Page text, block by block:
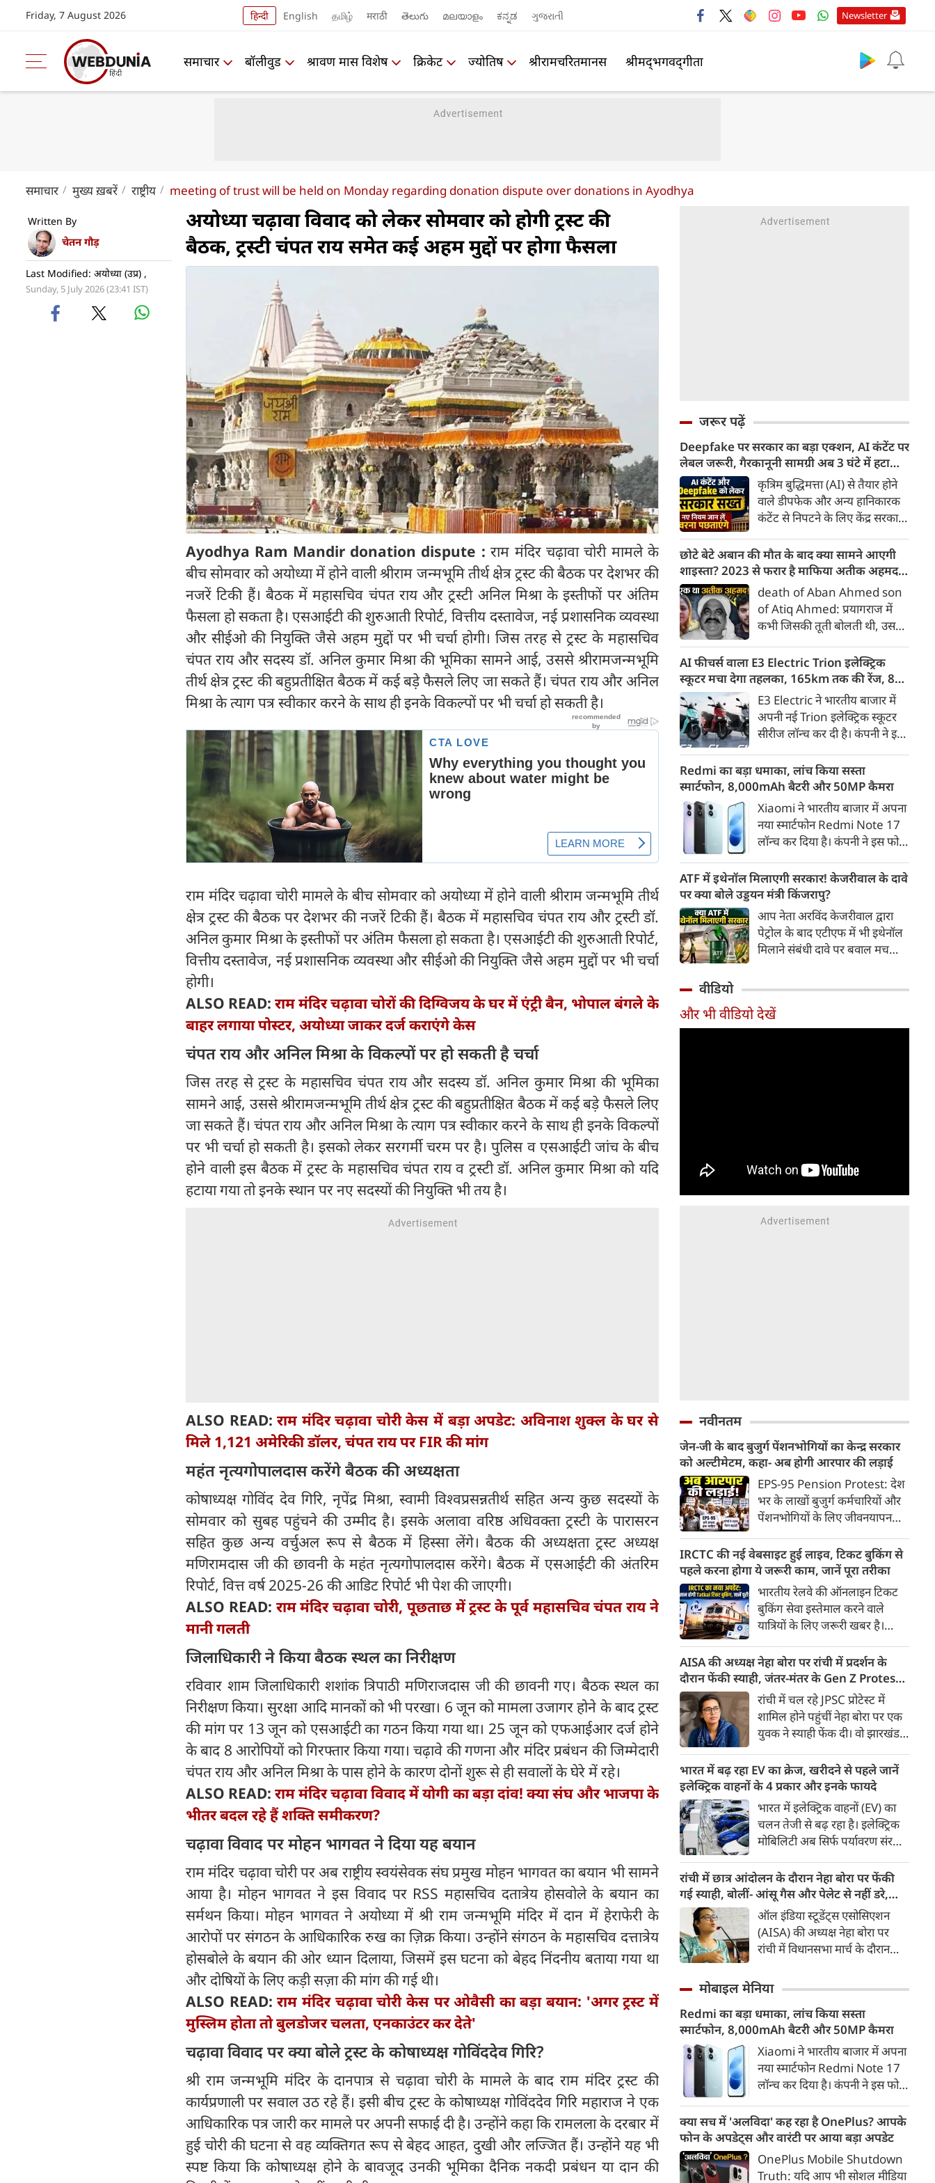
Friday, 7 August 2026 हिन्दी English தமிழ் मराठी తెలుగు മലയാളം ಕನ್ನಡ ગુજરાતી Newsletter
समाचार बॉलीवुड श्रावण मास विशेष क्रिकेट ज्योतिष श्रीरामचरितमानस श्रीमद्‍भगवद्‍गीता
समाचार मुख्य ख़बरें राष्ट्रीय meeting of trust will be held on Monday regarding donation dispute over donations in Ayodhya
Written By
चेतन गौड़
Last Modified: अयोध्या (उप्र) ,
Sunday, 5 July 2026 (23:41 IST)
अयोध्‍या चढ़ावा विवाद को लेकर सोमवार को होगी ट्रस्‍ट की
बैठक, ट्रस्टी चंपत राय समेत कई अहम मुद्दों पर होगा फैसला
Ayodhya Ram Mandir donation dispute :राम मंदिर चढ़ावा चोरी मामले के
बीच सोमवार को अयोध्‍या में होने वाली श्रीराम जन्मभूमि तीर्थ क्षेत्र ट्रस्ट की बैठक पर देशभर की
नजरें टिकी हैं। बैठक में महासचिव चंपत राय और ट्रस्टी अनिल मिश्रा के इस्तीफों पर अंतिम
फैसला हो सकता है। एसआईटी की शुरुआती रिपोर्ट, वित्तीय दस्तावेज, नई प्रशासनिक व्यवस्था
और सीईओ की नियुक्ति जैसे अहम मुद्दों पर भी चर्चा होगी। जिस तरह से ट्रस्ट के महासचिव
चंपत राय और सदस्य डॉ. अनिल कुमार मिश्रा की भूमिका सामने आई, उससे श्रीरामजन्मभूमि
तीर्थ क्षेत्र ट्रस्ट की बहुप्रतीक्षित बैठक में कई बड़े फैसले लिए जा सकते हैं। चंपत राय और अनिल
मिश्रा के त्याग पत्र स्वीकार करने के साथ ही इनके विकल्पों पर भी चर्चा हो सकती है।
राम मंदिर चढ़ावा चोरी मामले के बीच सोमवार को अयोध्‍या में होने वाली श्रीराम जन्मभूमि तीर्थ
क्षेत्र ट्रस्ट की बैठक पर देशभर की नजरें टिकी हैं। बैठक में महासचिव चंपत राय और ट्रस्टी डॉ.
अनिल कुमार मिश्रा के इस्तीफों पर अंतिम फैसला हो सकता है। एसआईटी की शुरुआती रिपोर्ट,
वित्तीय दस्तावेज, नई प्रशासनिक व्यवस्था और सीईओ की नियुक्ति जैसे अहम मुद्दों पर भी चर्चा
होगी।
ALSO READ: राम मंदिर चढ़ावा चोरों की दिग्विजय के घर में एंट्री बैन, भोपाल बंगले के
बाहर लगाया पोस्टर, अयोध्या जाकर दर्ज कराएंगे केस
चंपत राय और अनिल मिश्रा के विकल्पों पर हो सकती है चर्चा
जिस तरह से ट्रस्ट के महासचिव चंपत राय और सदस्य डॉ. अनिल कुमार मिश्रा की भूमिका
सामने आई, उससे श्रीरामजन्मभूमि तीर्थ क्षेत्र ट्रस्ट की बहुप्रतीक्षित बैठक में कई बड़े फैसले लिए
जा सकते हैं। चंपत राय और अनिल मिश्रा के त्याग पत्र स्वीकार करने के साथ ही इनके विकल्पों
पर भी चर्चा हो सकती है। इसको लेकर सरगर्मी चरम पर है। पुलिस व एसआईटी जांच के बीच
होने वाली इस बैठक में ट्रस्ट के महासचिव चंपत राय व ट्रस्टी डॉ. अनिल कुमार मिश्रा को यदि
हटाया गया तो इनके स्थान पर नए सदस्यों की नियुक्ति भी तय है।
ALSO READ:राम मंदिर चढ़ावा चोरी केस में बड़ा अपडेट: अविनाश शुक्ल के घर से
मिले 1,121 अमेरिकी डॉलर, चंपत राय पर FIR की मांग
महंत नृत्यगोपालदास करेंगे बैठक की अध्यक्षता
कोषाध्यक्ष गोविंद देव गिरि, नृपेंद्र मिश्रा, स्वामी विश्वप्रसन्नतीर्थ सहित अन्य कुछ सदस्यों के
सोमवार को सुबह पहुंचने की उम्मीद है। इसके अलावा वरिष्ठ अधिवक्ता ट्रस्टी के पारासरन
सहित कुछ अन्य वर्चुअल रूप से बैठक में हिस्सा लेंगे। बैठक की अध्यक्षता ट्रस्ट अध्यक्ष
मणिरामदास जी की छावनी के महंत नृत्यगोपालदास करेंगे। बैठक में एसआईटी की अंतरिम
रिपोर्ट, वित्त वर्ष 2025-26 की आडिट रिपोर्ट भी पेश की जाएगी।
ALSO READ: राम मंदिर चढ़ावा चोरी, पूछताछ में ट्रस्ट के पूर्व महासचिव चंपत राय ने
मानी गलती
जिलाधिकारी ने किया बैठक स्थल का निरीक्षण
रविवार शाम जिलाधिकारी शशांक त्रिपाठी मणिराजदास जी की छावनी गए। बैठक स्थल का
निरीक्षण किया। सुरक्षा आदि मानकों को भी परखा। 6 जून को मामला उजागर होने के बाद ट्रस्ट
की मांग पर 13 जून को एसआईटी का गठन किया गया था। 25 जून को एफआईआर दर्ज होने
के बाद 8 आरोपियों को गिरफ्तार किया गया। चढ़ावे की गणना और मंदिर प्रबंधन की जिम्मेदारी
चंपत राय और अनिल मिश्रा के पास होने के कारण दोनों शुरू से ही सवालों के घेरे में रहे।
ALSO READ:राम मंदिर चढ़ावा विवाद में योगी का बड़ा दांव! क्या संघ और भाजपा के
भीतर बदल रहे हैं शक्ति समीकरण?
चढ़ावा विवाद पर मोहन भागवत ने दिया यह बयान
राम मंदिर चढ़ावा चोरी पर अब राष्ट्रीय स्वयंसेवक संघ प्रमुख मोहन भागवत का बयान भी सामने
आया है। मोहन भागवत ने इस विवाद पर RSS महासचिव दतात्रेय होसवोले के बयान का
सर्मथन किया। मोहन भागवत ने अयोध्या में श्री राम जन्मभूमि मंदिर में दान में हेराफेरी के
आरोपों पर संगठन के आधिकारिक रुख का ज़िक्र किया। उन्होंने संगठन के महासचिव दत्तात्रेय
होसबोले के बयान की ओर ध्यान दिलाया, जिसमें इस घटना को बेहद निंदनीय बताया गया था
और दोषियों के लिए कड़ी सज़ा की मांग की गई थी।
ALSO READ:राम मंदिर चढ़ावा चोरी केस पर ओवैसी का बड़ा बयान: 'अगर ट्रस्ट में
मुस्लिम होता तो बुलडोजर चलता, एनकाउंटर कर देते'
चढ़ावा विवाद पर क्‍या बोले ट्रस्ट के कोषाध्यक्ष गोविंददेव गिरि?
श्री राम जन्मभूमि मंदिर के दानपात्र से चढ़ावा चोरी के मामले के बाद राम मंदिर ट्रस्ट की
कार्यप्रणाली पर सवाल उठ रहे हैं। इसी बीच ट्रस्ट के कोषाध्यक्ष गोविंददेव गिरि महाराज ने एक
आधिकारिक पत्र जारी कर मामले पर अपनी सफाई दी है। उन्होंने कहा कि रामलला के दरबार में
हुई चोरी की घटना से वह व्यक्तिगत रूप से बेहद आहत, दुखी और लज्जित हैं। उन्होंने यह भी
स्पष्ट किया कि कोषाध्यक्ष होने के बावजूद उनकी भूमिका दैनिक नकदी प्रबंधन या दान की
जरूर पढ़ें
Deepfake पर सरकार का बड़ा एक्शन, AI कंटेंट पर
लेबल जरूरी, गैरकानूनी सामग्री अब 3 घंटे में हटानी
होगी, नए नियम जान लें वरना पछताएंगे
कृत्रिम बुद्धिमत्ता (AI) से तैयार होने
वाले डीपफेक और अन्य हानिकारक
कंटेंट से निपटने के लिए केंद्र सरकार
किया है। सरकार ने AI से तैयार कंटेंट
पर स्पष्ट लेबल और पहचान योग्य
मेटाडेटा उपलब्ध कराना अनिवार्य
किया है। साथ ही, सरकारी या
न्यायालय के आदेश के आधार पर
गैरकानूनी जानकारी हटाने की
समयसीमा 36 घंटे से घटाकर 3 घंटे
कर दी गई है।
छोटे बेटे अबान की मौत के बाद क्या सामने आएगी
शाइस्ता? 2023 से फरार है माफिया अतीक अहमद
की पत्नी
death of Aban Ahmed son
of Atiq Ahmed: प्रयागराज में
कभी जिसकी तूती बोलती थी, उस
अहमद के कुनबे पर कानून और
किस्मत की दोहरी मार पड़ रही है।
जिस झांसी जिले में अप्रैल 2023 में
अतीक के एनकाउंटर में मारे गए बेटे
असद की सांसें थमी थीं, उसी झांसी में
अब उसके छोटे बेटे अबान की भीषण
सड़क दुर्घटना में जान चली गई है।
AI फीचर्स वाला E3 Electric Trion इलेक्ट्रिक
स्कूटर मचा देगा तहलका, 165km तक की रेंज, 8
साल की बैटरी वारंटी, कीमत जानेंगे तो हो जाएंगे
हैरान
E3 Electric ने भारतीय बाजार में
अपनी नई Trion इलेक्ट्रिक स्कूटर
सीरीज लॉन्च कर दी है। कंपनी ने इसे
पेश किया है। Trion की शुरुआती
कीमत 99,999 रुपए (एक्स-शोरूम,
बेंगलुरु) रखी गई है। फिलहाल इसकी
बुकिंग बेंगलुरु के ग्राहकों के लिए
कंपनी की आधिकारिक वेबसाइट के
जरिए शुरू की गई है। आने वाले समय
में इसे दूसरे शहरों में भी उपलब्ध
कराया जाएगा।
Redmi का बड़ा धमाका, लांच किया सस्ता
स्मार्टफोन, 8,000mAh बैटरी और 50MP कैमरा
Xiaomi ने भारतीय बाजार में अपना
नया स्मार्टफोन Redmi Note 17
लॉन्च कर दिया है। कंपनी ने इस फोन
डिस्प्ले, 8,000mAh की बड़ी बैटरी
और Qualcomm Snapdragon
चिपसेट के साथ पेश किया है। फोन में
50MP का मेन कैमरा दिया गया है।
इसके अलावा Redmi Note 17 में
Corning Gorilla Glass 7i
चेसिस जैसे फीचर्स मिलते हैं।
ATF में इथेनॉल मिलाएगी सरकार! केजरीवाल के दावे
पर क्या बोले उड्डयन मंत्री किंजरापु?
आप नेता अरविंद केजरीवाल द्वारा
पेट्रोल के बाद एटीएफ में भी इथेनॉल
मिलाने संबंधी दावे पर बवाल मच
इथेनॉल मिलाने की कोई योजना नहीं
है।
वीडियो
और भी वीडियो देखें
नवीनतम
जेन-जी के बाद बुजुर्ग पेंशनभोगियों का केन्द्र सरकार
को अल्टीमेटम, कहा- अब होगी आरपार की लड़ाई
EPS-95 Pension Protest: देश
भर के लाखों बुजुर्ग कर्मचारियों और
पेंशनभोगियों के लिए जीवनयापन
है। एम्प्लॉइज पेंशन स्कीम (EPS-95)
के तहत मिलने वाली बेहद कम पेंशन
से नाराज देश के सेवानिवृत्त कर्मचारी
अब आर-पार की लड़ाई के मूड में हैं।
IRCTC की नई वेबसाइट हुई लाइव, टिकट बुकिंग से
पहले करना होगा ये जरूरी काम, जानें पूरा तरीका
भारतीय रेलवे की ऑनलाइन टिकट
बुकिंग सेवा इस्तेमाल करने वाले
यात्रियों के लिए जरूरी खबर है।
वेबसाइट का बीटा वर्जन लॉन्च कर
दिया है। करीब 24 साल पुराने
इंटरफेस के बाद वेबसाइट को नए
डिजाइन और कई नए फीचर्स के साथ
अपडेट किया गया है।
AISA की अध्यक्ष नेहा बोरा पर रांची में प्रदर्शन के
दौरान फेंकी स्याही, जंतर-मंतर के Gen Z Protest
से आई थी चर्चा में रांची में चल रहे JPSC प्रोटेस्ट में
शामिल होने पहुंचीं नेहा बोरा पर एक
युवक ने स्याही फेंक दी। वो झारखंड में
थी। घटना के बाद नेहा बोरा ने कहा
कि इसका पता लगाना जरूरी है कि ये
कौन सी ताकतें हैं।
भारत में बढ़ रहा EV का क्रेज, खरीदने से पहले जानें
इलेक्ट्रिक वाहनों के 4 प्रकार और इनके फायदे
भारत में इलेक्ट्रिक वाहनों (EV) का
चलन तेजी से बढ़ रहा है। इलेक्ट्रिक
मोबिलिटी अब सिर्फ पर्यावरण संरक्षण
ऊर्जा सुरक्षा, आर्थिक विकास और
टिकाऊ परिवहन व्यवस्था का अहम
हिस्सा बनती जा रही है। 2016 के
बाद से भारत में इलेक्ट्रिक वाहनों की
बिक्री में करीब 46 गुना बढ़ोतरी हुई
है। वहीं, EV से जुड़े निर्यात का मूल्य
बढ़कर 2024 में 8.4 करोड़
अमेरिकी डॉलर हो गया।
रांची में छात्र आंदोलन के दौरान नेहा बोरा पर फेंकी
गई स्याही, बोलीं- आंसू गैस और पेलेट से नहीं डरे,
इससे भी नहीं डरेंगे ऑल इंडिया स्टूडेंट्स एसोसिएशन
(AISA) की अध्यक्ष नेहा बोरा पर
रांची में विधानसभा मार्च के दौरान
जुलाई को हम पर आंसू गैस के गोले
किया गया; जब हम तब नहीं डरे, तो
यह मामूली स्याही हमारा क्या बिगाड़
लेगी?
मोबाइल मेनिया
Redmi का बड़ा धमाका, लांच किया सस्ता
स्मार्टफोन, 8,000mAh बैटरी और 50MP कैमरा
Xiaomi ने भारतीय बाजार में अपना
नया स्मार्टफोन Redmi Note 17
लॉन्च कर दिया है। कंपनी ने इस फोन
डिस्प्ले, 8,000mAh की बड़ी बैटरी
और Qualcomm Snapdragon
चिपसेट के साथ पेश किया है। फोन में
50MP का मेन कैमरा दिया गया है।
क्या सच में 'अलविदा' कह रहा है OnePlus? आपके
फोन के अपडेट्स और वारंटी पर आया बड़ा अपडेट
OnePlus Mobile Shutdown
Truth: यदि आप भी सोशल मीडिया